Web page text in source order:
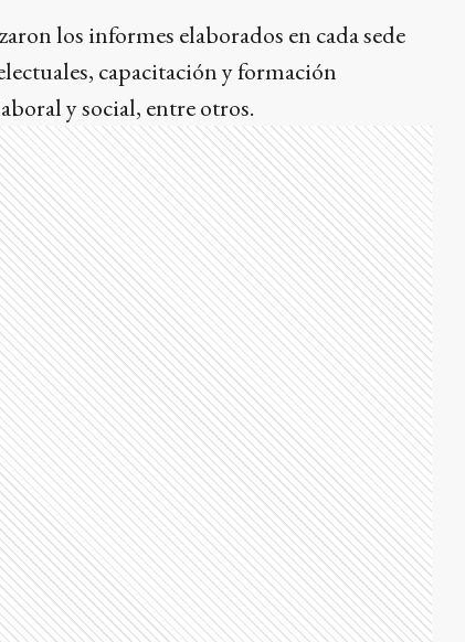
los informes elaborados en cada sede
capacitación y formación
y social, entre otros.